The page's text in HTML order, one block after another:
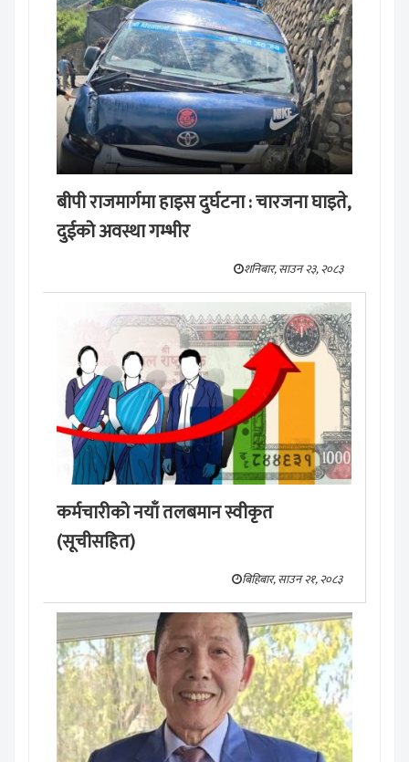
बीपी राजमार्गमा हाइस दुर्घटना : चारजना घाइते,
दुईको अवस्था गम्भीर
शनिबार, साउन २३, २०८३
कर्मचारीको नयाँ तलबमान स्वीकृत
(सूचीसहित)
बिहिबार, साउन २१, २०८३